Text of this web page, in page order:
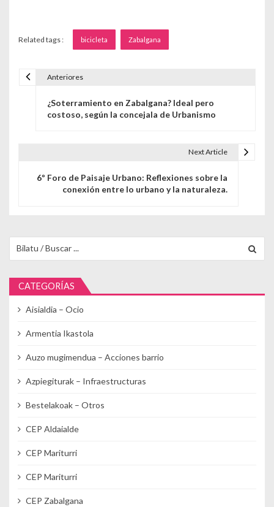
Related tags : bicicleta Zabalgana
Anteriores
¿Soterramiento en Zabalgana? Ideal pero
costoso, según la concejala de Urbanismo
Next Article
6º Foro de Paisaje Urbano: Reflexiones sobre la
conexión entre lo urbano y la naturaleza.
CATEGORÍAS
Aisialdia – Ocio
Armentia Ikastola
Auzo mugimendua – Acciones barrio
Azpiegiturak – Infraestructuras
Bestelakoak – Otros
CEP Aldaialde
CEP Mariturri
CEP Mariturri
CEP Zabalgana